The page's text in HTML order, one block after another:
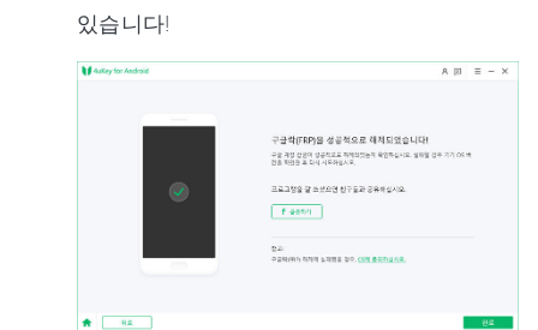
있습니다!